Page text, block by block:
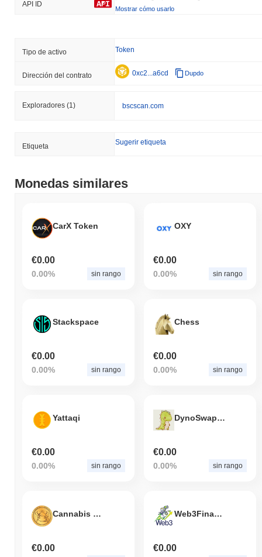
API ID
Mostrar cómo usarlo
Tipo de activo Token
Dirección del contrato 0xc2...a6cd Dupdo
Exploradores (1) bscscan.com
Etiqueta Sugerir etiqueta
Monedas similares
CarX Token
€0.00
0.00% sin rango
OXY
€0.00
0.00% sin rango
Stackspace
€0.00
0.00% sin rango
Chess
€0.00
0.00% sin rango
Yattaqi
€0.00
0.00% sin rango
DynoSwap Token
€0.00
0.00% sin rango
Cannabis Token
€0.00
Web3Finance
€0.00